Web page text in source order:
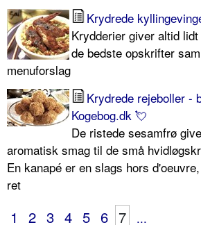
Krydrede
Krydderier giver altid
de bedste opskrifter
menuforslag
Krydrede rejeboller -
Kogebog.dk 💘
De ristede sesamfrø
aromatisk smag til de små
En kanapé er en slags hors
ret
1 2 3 4 5 6 7 ...